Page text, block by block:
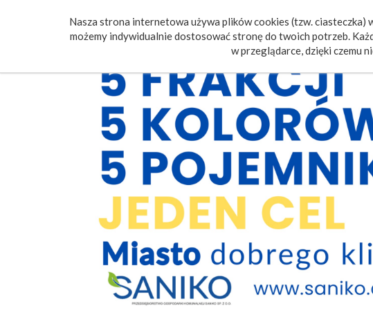
Nasza strona internetowa używa plików cookies (tzw.
możemy indywidualnie dostosować stronę do twoich potrzeb.
w przeglądarce, dzięki czemu
Poczta